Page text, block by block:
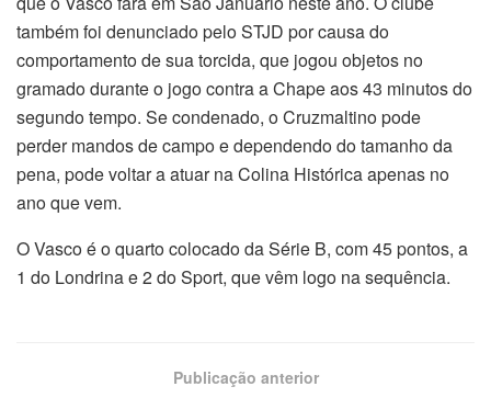
também foi denunciado pelo STJD por causa do
comportamento de sua torcida, que jogou objetos no
gramado durante o jogo contra a Chape aos 43 minutos do
segundo tempo. Se condenado, o Cruzmaltino pode
perder mandos de campo e dependendo do tamanho da
pena, pode voltar a atuar na Colina Histórica apenas no
ano que vem.
O Vasco é o quarto colocado da Série B, com 45 pontos, a
1 do Londrina e 2 do Sport, que vêm logo na sequência.
Publicação anterior